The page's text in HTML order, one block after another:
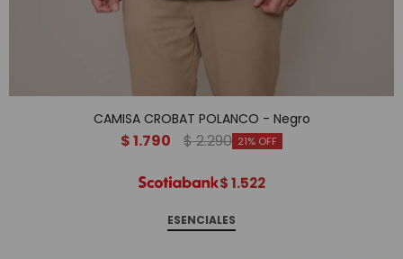
CAMISA CROBAT POLANCO - Negro
$1.790 $2.290 21
$1.522
ESENCIALES